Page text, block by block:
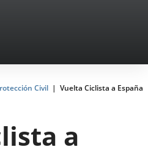
Civil
Vuelta Ciclista a España
a